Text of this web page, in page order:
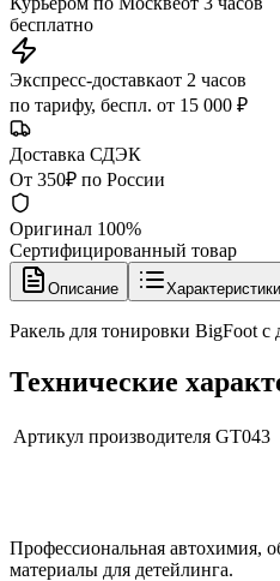
бесплатно
Экспресс-доставкаот 2 часов
по тарифу, беспл. от 15 000 ₽
Доставка СДЭК
От 350₽ по России
Оригинал 100%
Сертифицированный товар
Описание Характеристики
Ракель для тонировки BigFoot
Технические
Артикул производителя GT043
Профессиональная автохимия,
материалы для детейлинга.